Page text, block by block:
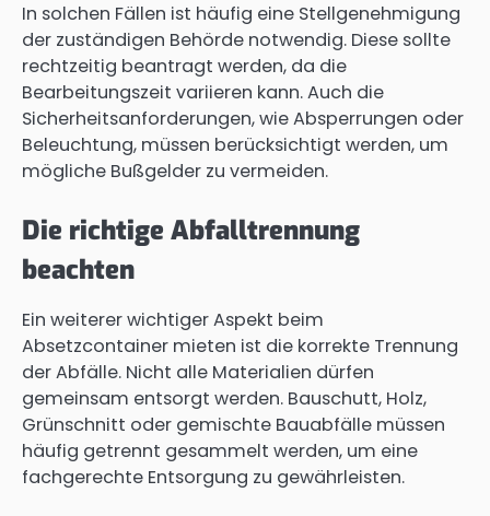
In solchen Fällen ist häufig eine Stellgenehmigung
der zuständigen Behörde notwendig. Diese sollte
rechtzeitig beantragt werden, da die
Bearbeitungszeit variieren kann. Auch die
Sicherheitsanforderungen, wie Absperrungen oder
Beleuchtung, müssen berücksichtigt werden, um
mögliche Bußgelder zu vermeiden.
Die richtige Abfalltrennung
beachten
Ein weiterer wichtiger Aspekt beim
Absetzcontainer mieten ist die korrekte Trennung
der Abfälle. Nicht alle Materialien dürfen
gemeinsam entsorgt werden. Bauschutt, Holz,
Grünschnitt oder gemischte Bauabfälle müssen
häufig getrennt gesammelt werden, um eine
fachgerechte Entsorgung zu gewährleisten.